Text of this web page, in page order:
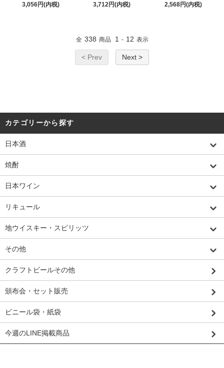
3,056円(内税)
3,712円(内税)
2,568円(内税)
全 338 商品 1 - 12 表示
< Prev Next >
カテゴリーから探す
日本酒
焼酎
日本ワイン
リキュール
地ウイスキー・スピリッツ
その他
クラフトビールその他
頒布会・セット販売
ビニール袋・紙袋
今週のLINE掲載商品